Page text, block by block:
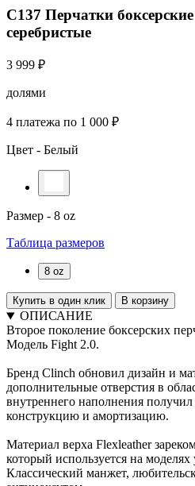
C137 Перчатки
серебристые
3 999 ₽
долями
4 платежа по 1 000 ₽
Цвет - Белый
Размер - 8 oz
Таблица размеров
8 oz
Купить в один клик В корзину
ОПИСАНИЕ
Второе поколение боксерских
Модель Fight 2.0.
Бренд Clinch обновил дизайн и
дополнительные отверстия в
внутреннего наполнения
конструкцию и амортизацию.
Материал верха Flexleather
который используется на
Классический манжет,